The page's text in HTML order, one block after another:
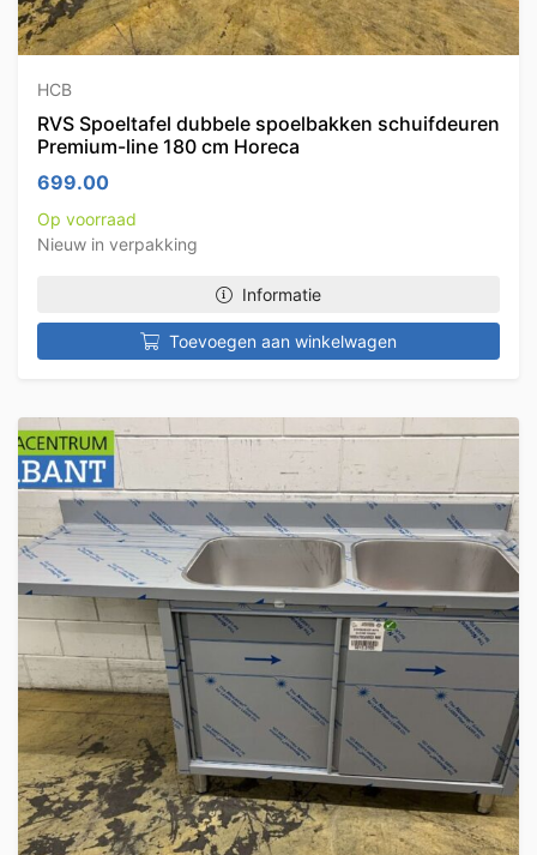
HCB
RVS Spoeltafel dubbele spoelbakken schuifdeuren
Premium-line 180 cm Horeca
699.00
Op voorraad
Nieuw in verpakking
Informatie
Toevoegen aan winkelwagen